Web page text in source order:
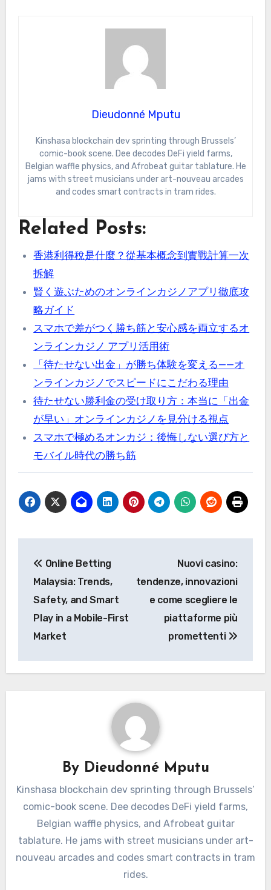
Dieudonné Mputu
Kinshasa blockchain dev sprinting through Brussels’
comic-book scene. Dee decodes DeFi yield farms,
Belgian waffle physics, and Afrobeat guitar tablature. He
jams with street musicians under art-nouveau arcades
and codes smart contracts in tram rides.
Related Posts:
香港利得稅是什麼？從基本概念到實戰計算一次
拆解
賢く遊ぶためのオンラインカジノアプリ徹底攻
略ガイド
スマホで差がつく勝ち筋と安心感を両立するオ
ンラインカジノ アプリ活用術
「待たせない出金」が勝ち体験を変える——オ
ンラインカジノでスピードにこだわる理由
待たせない勝利金の受け取り方：本当に「出金
が早い」オンラインカジノを見分ける視点
スマホで極めるオンカジ：後悔しない選び方と
モバイル時代の勝ち筋
navigation
Online Betting
Malaysia: Trends,
Safety, and Smart
Play in a Mobile-First
Market
Nuovi casino:
tendenze, innovazioni
e come scegliere le
piattaforme più
promettenti
By Dieudonné Mputu
Kinshasa blockchain dev sprinting through Brussels’
comic-book scene. Dee decodes DeFi yield farms,
Belgian waffle physics, and Afrobeat guitar
tablature. He jams with street musicians under art-
nouveau arcades and codes smart contracts in tram
rides.